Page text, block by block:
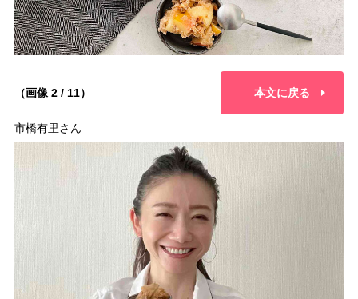
（画像 2 / 11） 本文に戻る
市橋有里さん